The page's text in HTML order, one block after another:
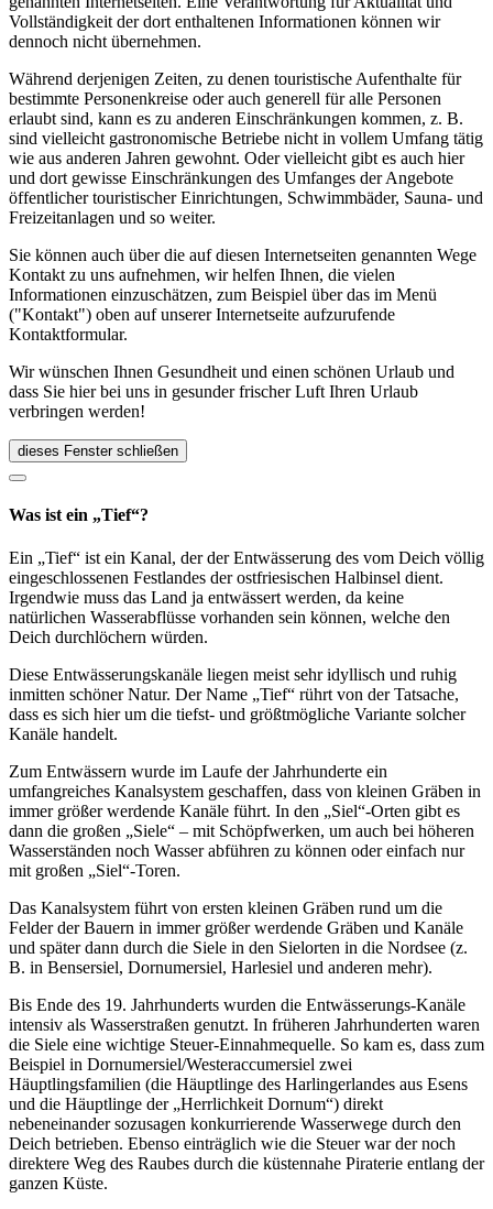
Vollständigkeit der dort enthaltenen Informationen können wir
dennoch nicht übernehmen.
Während derjenigen Zeiten, zu denen touristische Aufenthalte für
bestimmte Personenkreise oder auch generell für alle Personen
erlaubt sind, kann es zu anderen Einschränkungen kommen, z. B.
sind vielleicht gastronomische Betriebe nicht in vollem Umfang tätig
wie aus anderen Jahren gewohnt. Oder vielleicht gibt es auch hier
und dort gewisse Einschränkungen des Umfanges der Angebote
öffentlicher touristischer Einrichtungen, Schwimmbäder, Sauna- und
Freizeitanlagen und so weiter.
Sie können auch über die auf diesen Internetseiten genannten Wege
Kontakt zu uns aufnehmen, wir helfen Ihnen, die vielen
Informationen einzuschätzen, zum Beispiel über das im Menü
("Kontakt") oben auf unserer Internetseite aufzurufende
Kontaktformular.
Wir wünschen Ihnen Gesundheit und einen schönen Urlaub und
dass Sie hier bei uns in gesunder frischer Luft Ihren Urlaub
verbringen werden!
dieses Fenster schließen
Was ist ein „Tief“?
Ein „Tief“ ist ein Kanal, der der Entwässerung des vom Deich völlig
eingeschlossenen Festlandes der ostfriesischen Halbinsel dient.
Irgendwie muss das Land ja entwässert werden, da keine
natürlichen Wasserabflüsse vorhanden sein können, welche den
Deich durchlöchern würden.
Diese Entwässerungskanäle liegen meist sehr idyllisch und ruhig
inmitten schöner Natur. Der Name „Tief“ rührt von der Tatsache,
dass es sich hier um die tiefst- und größtmögliche Variante solcher
Kanäle handelt.
Zum Entwässern wurde im Laufe der Jahrhunderte ein
umfangreiches Kanalsystem geschaffen, dass von kleinen Gräben in
immer größer werdende Kanäle führt. In den „Siel“-Orten gibt es
dann die großen „Siele“ – mit Schöpfwerken, um auch bei höheren
Wasserständen noch Wasser abführen zu können oder einfach nur
mit großen „Siel“-Toren.
Das Kanalsystem führt von ersten kleinen Gräben rund um die
Felder der Bauern in immer größer werdende Gräben und Kanäle
und später dann durch die Siele in den Sielorten in die Nordsee (z.
B. in Bensersiel, Dornumersiel, Harlesiel und anderen mehr).
Bis Ende des 19. Jahrhunderts wurden die Entwässerungs-Kanäle
intensiv als Wasserstraßen genutzt. In früheren Jahrhunderten waren
die Siele eine wichtige Steuer-Einnahmequelle. So kam es, dass zum
Beispiel in Dornumersiel/Westeraccumersiel zwei
Häuptlingsfamilien (die Häuptlinge des Harlingerlandes aus Esens
und die Häuptlinge der „Herrlichkeit Dornum“) direkt
nebeneinander sozusagen konkurrierende Wasserwege durch den
Deich betrieben. Ebenso einträglich wie die Steuer war der noch
direktere Weg des Raubes durch die küstennahe Piraterie entlang der
ganzen Küste.